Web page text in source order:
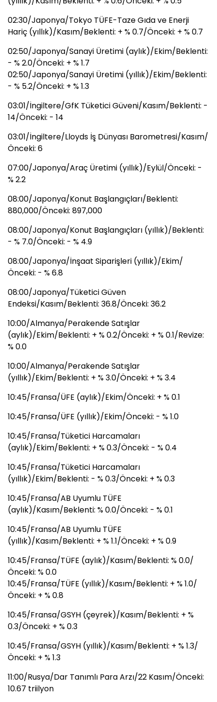
02:30/Japonya/Tokyo TÜFE-Taze Gıda ve Enerji
Hariç (yıllık)/Kasım/Beklenti: + % 0.7/Önceki: + % 0.7
02:50/Japonya/Sanayi Üretimi (aylık)/Ekim/Beklenti:
- % 2.0/Önceki: + % 1.7
02:50/Japonya/Sanayi Üretimi (yıllık)/Ekim/Beklenti:
- % 5.2/Önceki: + % 1.3
03:01/İngiltere/GfK Tüketici Güveni/Kasım/Beklenti: -
14/Önceki: - 14
03:01/İngiltere/Lloyds İş Dünyası Barometresi/Kasım/
Önceki: 6
07:00/Japonya/Araç Üretimi (yıllık)/Eylül/Önceki: -
% 2.2
08:00/Japonya/Konut Başlangıçları/Beklenti:
880,000/Önceki: 897,000
08:00/Japonya/Konut Başlangıçları (yıllık)/Beklenti:
- % 7.0/Önceki: - % 4.9
08:00/Japonya/İnşaat Siparişleri (yıllık)/Ekim/
Önceki: - % 6.8
08:00/Japonya/Tüketici Güven
Endeksi/Kasım/Beklenti: 36.8/Önceki: 36.2
10:00/Almanya/Perakende Satışlar
(aylık)/Ekim/Beklenti: + % 0.2/Önceki: + % 0.1/Revize:
% 0.0
10:00/Almanya/Perakende Satışlar
(yıllık)/Ekim/Beklenti: + % 3.0/Önceki: + % 3.4
10:45/Fransa/ÜFE (aylık)/Ekim/Önceki: + % 0.1
10:45/Fransa/ÜFE (yıllık)/Ekim/Önceki: - % 1.0
10:45/Fransa/Tüketici Harcamaları
(aylık)/Ekim/Beklenti: + % 0.3/Önceki: - % 0.4
10:45/Fransa/Tüketici Harcamaları
(yıllık)/Ekim/Beklenti: - % 0.3/Önceki: + % 0.3
10:45/Fransa/AB Uyumlu TÜFE
(aylık)/Kasım/Beklenti: % 0.0/Önceki: - % 0.1
10:45/Fransa/AB Uyumlu TÜFE
(yıllık)/Kasım/Beklenti: + % 1.1/Önceki: + % 0.9
10:45/Fransa/TÜFE (aylık)/Kasım/Beklenti: % 0.0/
Önceki: % 0.0
10:45/Fransa/TÜFE (yıllık)/Kasım/Beklenti: + % 1.0/
Önceki: + % 0.8
10:45/Fransa/GSYH (çeyrek)/Kasım/Beklenti: + %
0.3/Önceki: + % 0.3
10:45/Fransa/GSYH (yıllık)/Kasım/Beklenti: + % 1.3/
Önceki: + % 1.3
11:00/Rusya/Dar Tanımlı Para Arzı/22 Kasım/Önceki:
10.67 triilyon